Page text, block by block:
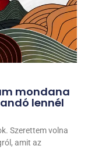
mondana
lennél
Szerettem volna
amit az